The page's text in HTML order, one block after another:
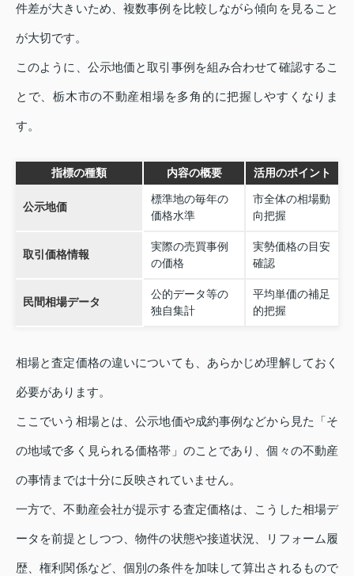
件差が大きいため、複数事例を比較しながら傾向を見ること
が大切です。
このように、公示地価と取引事例を組み合わせて確認するこ
とで、栃木市の不動産相場を多角的に把握しやすくなりま
す。
指標の種類 内容の概要 活用のポイント
公示地価
標準地の毎年の
価格水準
市全体の相場動
向把握
取引価格情報
実際の売買事例
の価格
実勢価格の目安
確認
民間相場データ
公的データ等の
独自集計
平均単価の補足
的把握
相場と査定価格の違いについても、あらかじめ理解しておく
必要があります。
ここでいう相場とは、公示地価や成約事例などから見た「そ
の地域で多く見られる価格帯」のことであり、個々の不動産
の事情までは十分に反映されていません。
一方で、不動産会社が提示する査定価格は、こうした相場デ
ータを前提としつつ、物件の状態や接道状況、リフォーム履
歴、権利関係など、個別の条件を加味して算出されるもので